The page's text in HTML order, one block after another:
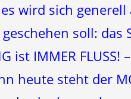
wird sich generell
soll: das
ist IMMER FLUSS!
heute steht der